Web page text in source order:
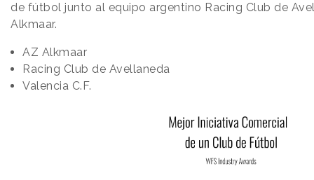
de fútbol junto al equipo argentino Racing Club de
Alkmaar.
AZ Alkmaar
Racing Club de Avellaneda
Valencia C.F.